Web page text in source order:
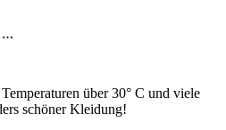
…
über 30° C und viele
schöner Kleidung!